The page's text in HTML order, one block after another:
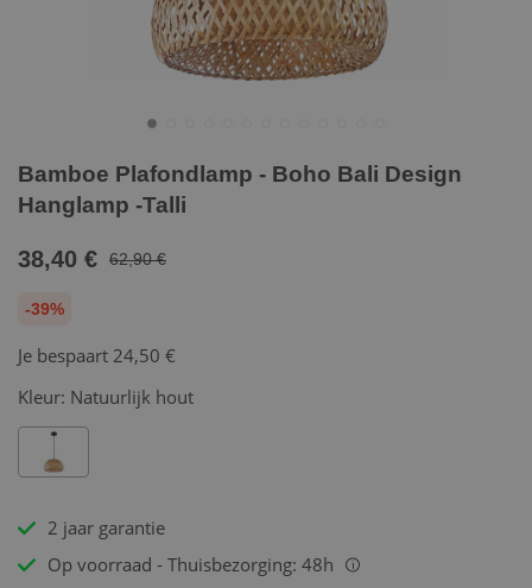
Bamboe Plafondlamp - Boho Bali Design
Hanglamp -Talli
38,40 € 62,90 €
-39%
Je bespaart 24,50 €
Kleur: Natuurlijk hout
2 jaar garantie
Op voorraad - Thuisbezorging: 48h
i